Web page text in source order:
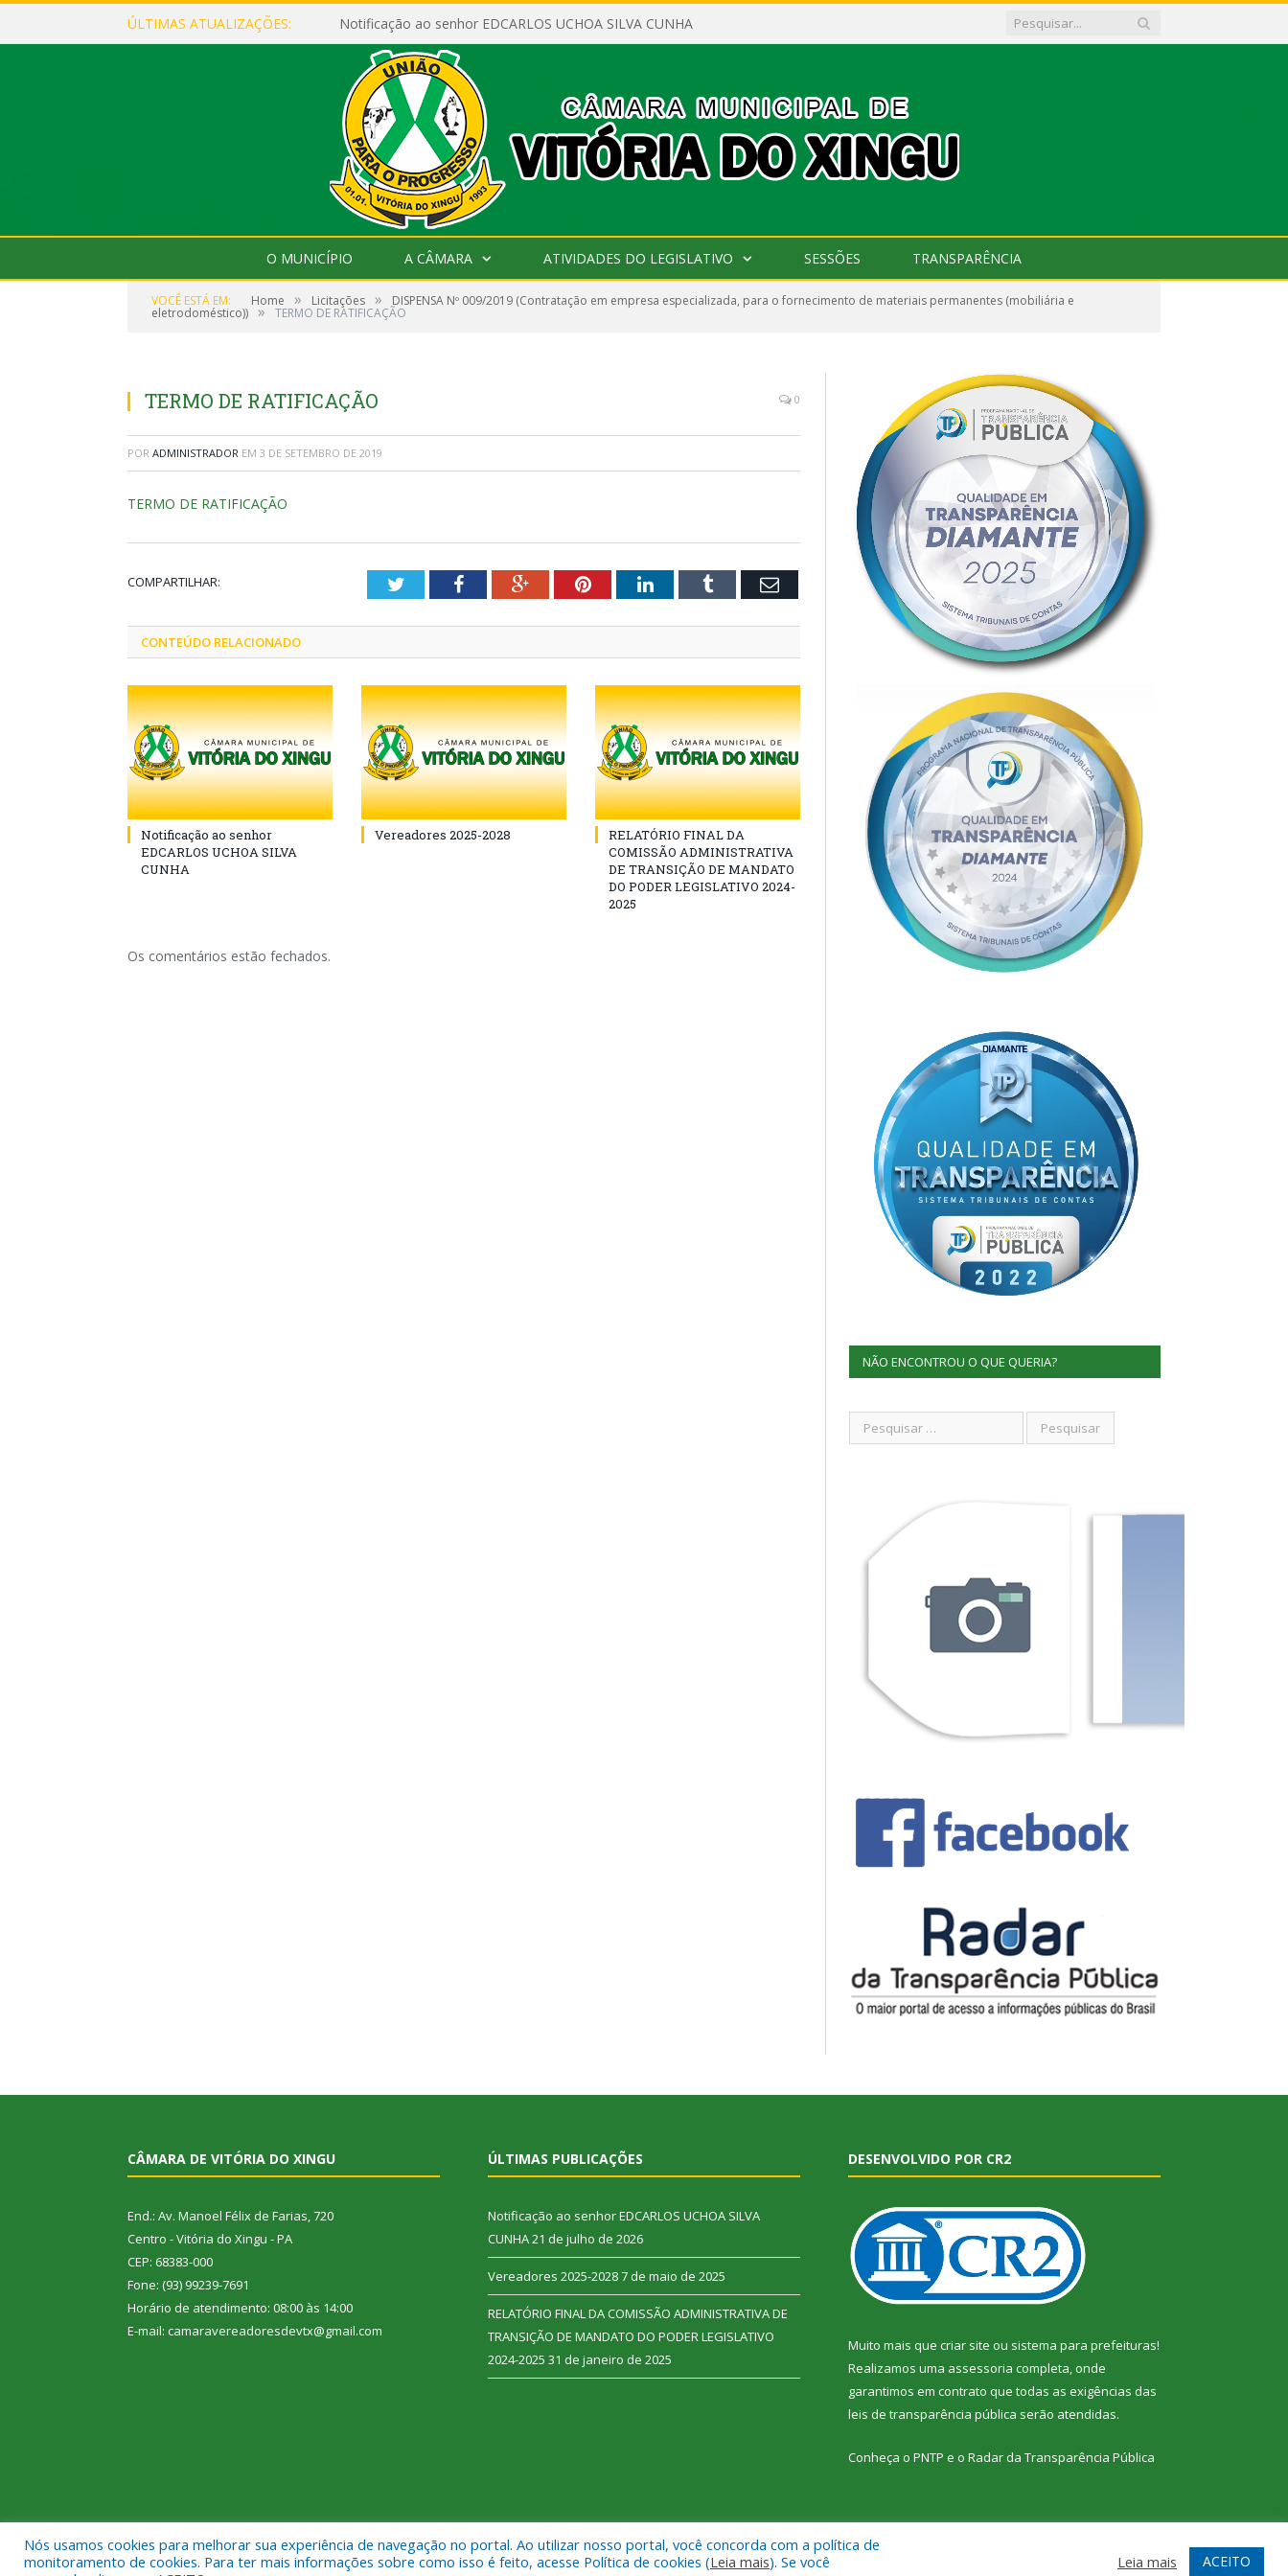
ÚLTIMAS ATUALIZAÇÕES: Notificação ao senhor EDCARLOS UCHOA SILVA CUNHA
O MUNICÍPIO A CÂMARA ATIVIDADES DO LEGISLATIVO SESSÕES TRANSPARÊNCIA
VOCÊ ESTÁ EM: Home » Licitações » DISPENSA Nº 009/2019 (Contratação em empresa especializada, para o fornecimento de materiais permanentes (mobiliária e
eletrodoméstico)) » TERMO DE RATIFICAÇÃO
TERMO DE RATIFICAÇÃO 0
POR ADMINISTRADOR EM 3 DE SETEMBRO DE 2019
TERMO DE RATIFICAÇÃO
COMPARTILHAR: TwitterFacebookGoogle+PinterestLinkedInTumblr Email
CONTEÚDO RELACIONADO
Notificação ao senhor
EDCARLOS UCHOA SILVA
CUNHA
Vereadores 2025-2028
RELATÓRIO FINAL DA
COMISSÃO ADMINISTRATIVA
DE TRANSIÇÃO DE MANDATO
DO PODER LEGISLATIVO 2024-
2025
Os comentários estão fechados.
NÃO ENCONTROU O QUE QUERIA?
CÂMARA DE VITÓRIA DO XINGU
End.: Av. Manoel Félix de Farias, 720
Centro - Vitória do Xingu - PA
CEP: 68383-000
Fone: (93) 99239-7691
Horário de atendimento: 08:00 às 14:00
E-mail: camaravereadoresdevtx@gmail.com
ÚLTIMAS PUBLICAÇÕES
Notificação ao senhor EDCARLOS UCHOA SILVA
CUNHA21 de julho de 2026
Vereadores 2025-20287 de maio de 2025
RELATÓRIO FINAL DA COMISSÃO ADMINISTRATIVA DE
TRANSIÇÃO DE MANDATO DO PODER LEGISLATIVO
2024-2025 31 de janeiro de 2025
DESENVOLVIDO POR CR2
Muito mais que criar site ou sistema para prefeituras!
Realizamos uma assessoria completa, onde
garantimos em contrato que todas as exigências das
leis de transparência pública serão atendidas.
Conheça o PNTP e o Radar da Transparência Pública
Todos os direitos reservados a Câmara Municipal de Vitória do Xingu. Mapa do Site Acessar Webmail
Nós usamos cookies para melhorar sua experiência de navegação no portal. Ao utilizar nosso portal, você concorda com a política de
monitoramento de cookies. Para ter mais informações sobre como isso é feito, acesse Política de cookies (Leia mais). Se você
Leia mais ACEITO